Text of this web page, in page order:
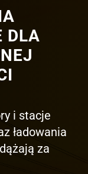
DLA
i stacje
ładowania
za